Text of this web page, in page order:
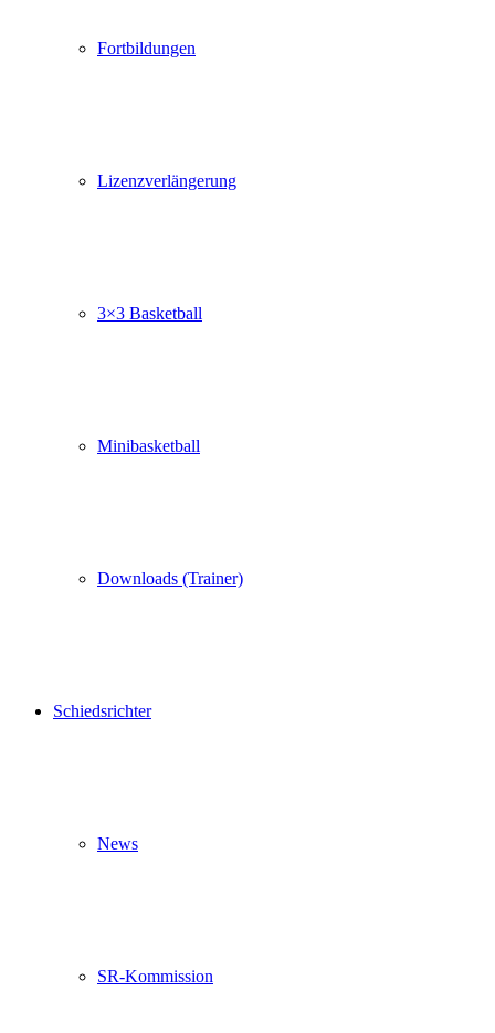
Fortbildungen
Lizenzverlängerung
3×3 Basketball
Minibasketball
Downloads (Trainer)
Schiedsrichter
News
SR-Kommission